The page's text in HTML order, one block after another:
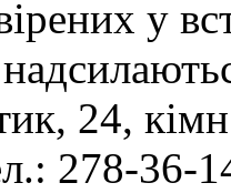
у
24,
278-36-